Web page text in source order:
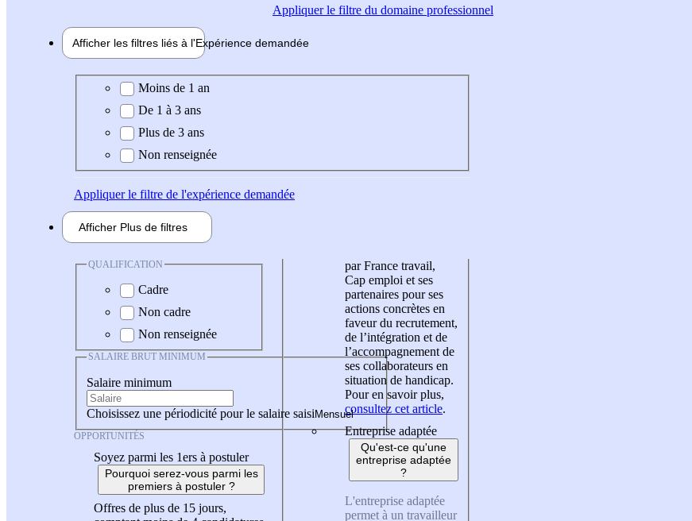
Appliquerle filtre du domaine professionnel
Afficher les filtres liés à l'Expérience demandée
Expérience demandée
Moins de 1 an
De 1 à 3 ans
Plus de 3 ans
Non renseignée
Appliquerle filtre de l'expérience demandée
Afficher Plus de filtres
QUALIFICATION
Cadre
Non cadre
Non renseignée
SALAIRE BRUT MINIMUM
Salaire minimum
Choisissez une périodicité pour le salaire saisi
OPPORTUNITÉS
Soyez parmi les 1ers à postuler
Pourquoi serez-vous parmi les
premiers à postuler ?
Offres de plus de 15 jours,
par France travail,
Cap emploi et ses
partenaires pour ses
actions concrètes en
faveur du recrutement,
de l’intégration et de
l’accompagnement de
ses collaborateurs en
situation de handicap.
Pour en savoir plus,
consultez cet article.
Entreprise adaptée
Qu'est-ce qu'une
entreprise adaptée
?
L'entreprise adaptée
permet à un travailleur